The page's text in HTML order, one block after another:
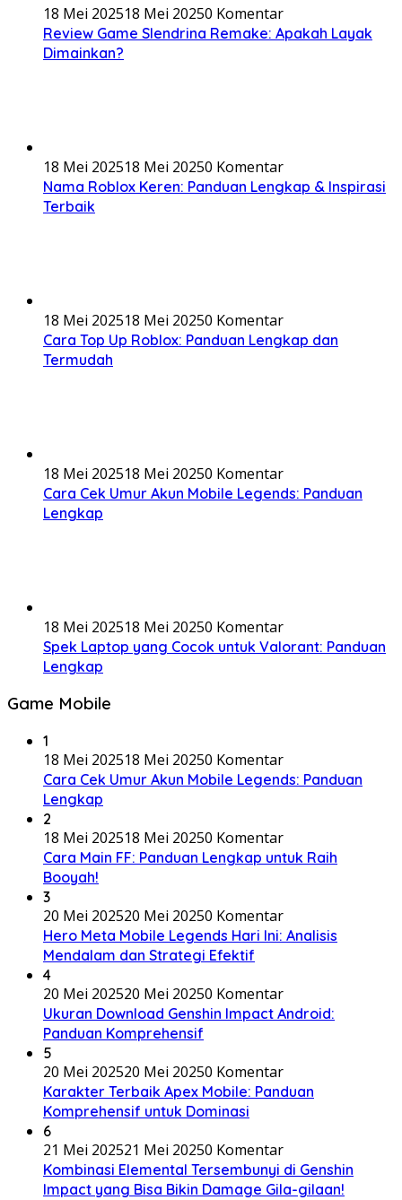
18 Mei 202518 Mei 20250 Komentar
Review Game Slendrina Remake: Apakah Layak
Dimainkan?
18 Mei 202518 Mei 20250 Komentar
Nama Roblox Keren: Panduan Lengkap & Inspirasi
Terbaik
18 Mei 202518 Mei 20250 Komentar
Cara Top Up Roblox: Panduan Lengkap dan
Termudah
18 Mei 202518 Mei 20250 Komentar
Cara Cek Umur Akun Mobile Legends: Panduan
Lengkap
18 Mei 202518 Mei 20250 Komentar
Spek Laptop yang Cocok untuk Valorant: Panduan
Lengkap
Game Mobile
1
18 Mei 202518 Mei 20250 Komentar
Cara Cek Umur Akun Mobile Legends: Panduan
Lengkap
2
18 Mei 202518 Mei 20250 Komentar
Cara Main FF: Panduan Lengkap untuk Raih
Booyah!
3
20 Mei 202520 Mei 20250 Komentar
Hero Meta Mobile Legends Hari Ini: Analisis
Mendalam dan Strategi Efektif
4
20 Mei 202520 Mei 20250 Komentar
Ukuran Download Genshin Impact Android:
Panduan Komprehensif
5
20 Mei 202520 Mei 20250 Komentar
Karakter Terbaik Apex Mobile: Panduan
Komprehensif untuk Dominasi
6
21 Mei 202521 Mei 20250 Komentar
Kombinasi Elemental Tersembunyi di Genshin
Impact yang Bisa Bikin Damage Gila-gilaan!